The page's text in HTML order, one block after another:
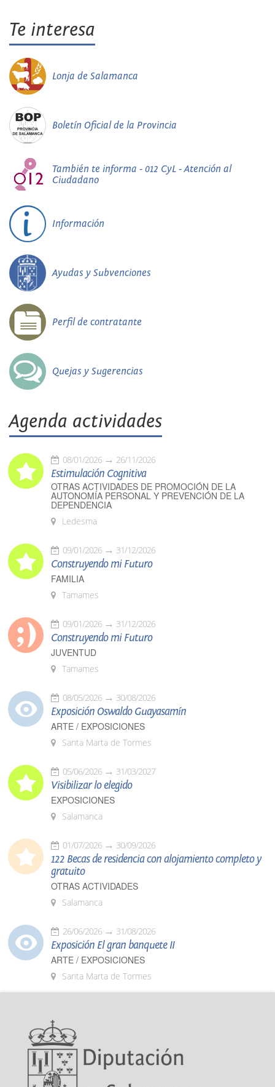
Te interesa
Lonja de Salamanca
Boletín Oficial de la Provincia
También te informa - 012 CyL - Atención al
Ciudadano
Información
Ayudas y Subvenciones
Perfil de contratante
Quejas y Sugerencias
Agenda actividades
08/01/2026 26/11/2026
Estimulación Cognitiva
OTRAS ACTIVIDADES DE PROMOCIÓN DE LA
AUTONOMÍA PERSONAL Y PREVENCIÓN DE LA
DEPENDENCIA
Ledesma
09/01/2026 31/12/2026
Construyendo mi Futuro
FAMILIA
Tamames
09/01/2026 31/12/2026
Construyendo mi Futuro
JUVENTUD
Tamames
08/05/2026 30/08/2026
Exposición Oswaldo Guayasamín
ARTE / EXPOSICIONES
Santa Marta de Tormes
05/06/2026 31/03/2027
Visibilizar lo elegido
EXPOSICIONES
Salamanca
01/07/2026 30/09/2026
122 Becas de residencia con alojamiento completo y
gratuito
OTRAS ACTIVIDADES
Salamanca
26/06/2026 31/08/2026
Exposición El gran banquete II
ARTE / EXPOSICIONES
Santa Marta de Tormes